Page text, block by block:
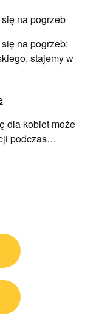
na pogrzeb
na pogrzeb:
stajemy w
dla kobiet może
podczas…